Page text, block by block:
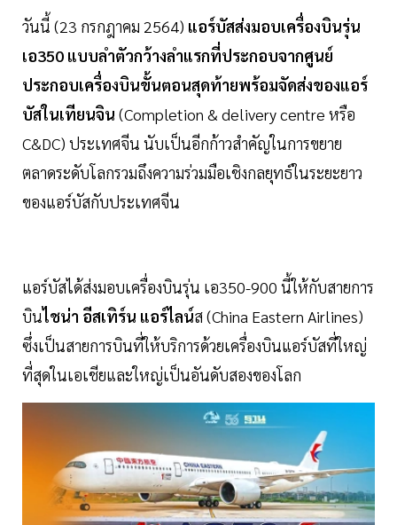
วันนี้ (23 กรกฎาคม 2564) แอร์บัสส่งมอบเครื่องบินรุ่น
เอ350 แบบลำตัวกว้างลำแรกที่ประกอบจากศูนย์
ประกอบเครื่องบินขั้นตอนสุดท้ายพร้อมจัดส่งของแอร์
บัสในเทียนจิน (Completion & delivery centre หรือ
C&DC) ประเทศจีน นับเป็นอีกก้าวสำคัญในการขยาย
ตลาดระดับโลกรวมถึงความร่วมมือเชิงกลยุทธ์ในระยะยาว
ของแอร์บัสกับประเทศจีน
แอร์บัสได้ส่งมอบเครื่องบินรุ่น เอ350-900 นี้ให้กับสายการ
บินไชน่า อีสเทิร์น แอร์ไลน์ส (China Eastern Airlines)
ซึ่งเป็นสายการบินที่ให้บริการด้วยเครื่องบินแอร์บัสที่ใหญ่
ที่สุดในเอเชียและใหญ่เป็นอันดับสองของโลก